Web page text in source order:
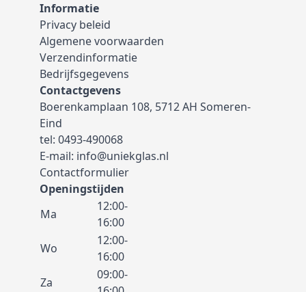
Informatie
Privacy beleid
Algemene voorwaarden
Verzendinformatie
Bedrijfsgegevens
Contactgevens
Boerenkamplaan 108, 5712 AH Someren-
Eind
tel: 0493-490068
E-mail: info@uniekglas.nl
Contactformulier
Openingstijden
Ma
12:00-
16:00
Wo
12:00-
16:00
Za
09:00-